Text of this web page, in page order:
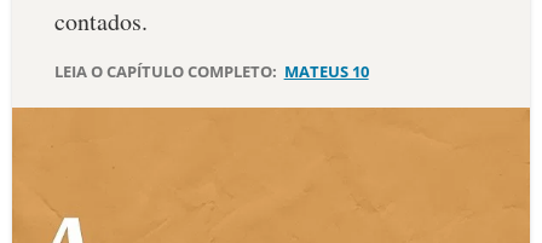
PALAVRA DO DIA
10 MANDAMENTOS
contados.
LEIA O CAPÍTULO COMPLETO: MATEUS 10